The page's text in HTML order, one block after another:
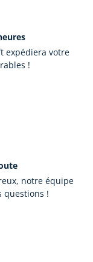
expédiera votre
!
notre équipe
questions !